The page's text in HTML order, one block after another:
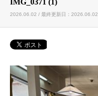
2026.06.02 / 最終更新日：2026.06.02